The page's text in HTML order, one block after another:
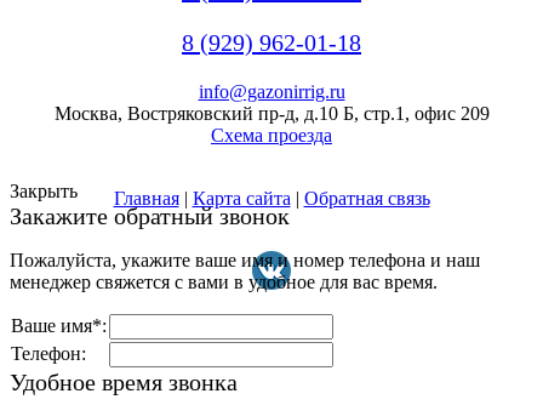
8 (929) 962-01-18
info@gazonirrig.ru
Москва, Востряковский пр-д, д.10 Б, стр.1, офис 209
Схема проезда
Главная| Карта сайта | Обратная связь
Закрыть
Закажите обратный звонок
Пожалуйста, укажите ваше имя и номер телефона и наш
менеджер свяжется с вами в удобное для вас время.
Ваше имя*:
Телефон:
Удобное время звонка